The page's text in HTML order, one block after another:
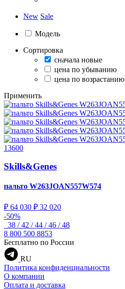
New Sale
Модель
Сортировка
сначала новые
цена по убыванию
цена по возрастанию
Применить
13600
Skills&Genes
пальто W263JOAN557W574
₽ 64 030 ₽ 32 020
-50%
38 / 42 / 44 / 46 / 48
8 800 500 8853
Бесплатно по России
RU
Политика конфиденциальности
О компании
Оплата и доставка